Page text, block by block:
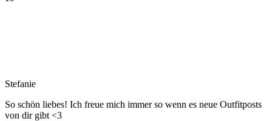
Stefanie
So schön liebes! Ich freue mich immer so wenn es neue Outfitposts
von dir gibt <3